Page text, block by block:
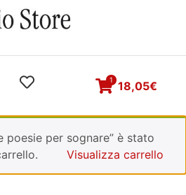
18,05€
1
poesie per sognare” è stato
Visualizza carrello